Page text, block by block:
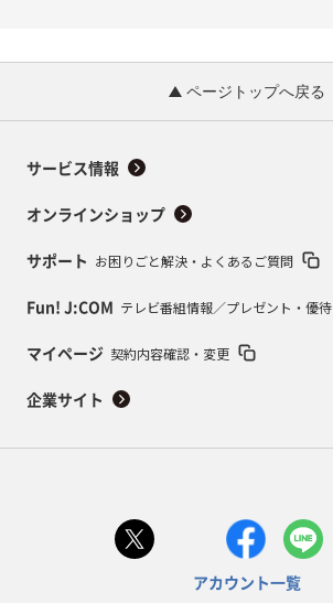
ページトップへ戻る
サービス情報
オンラインショップ
サポート お困りごと解決・よくあるご質問
Fun! J:COM テレビ番組情報／プレゼント・優待
マイページ 契約内容確認・変更
企業サイト
アカウント一覧